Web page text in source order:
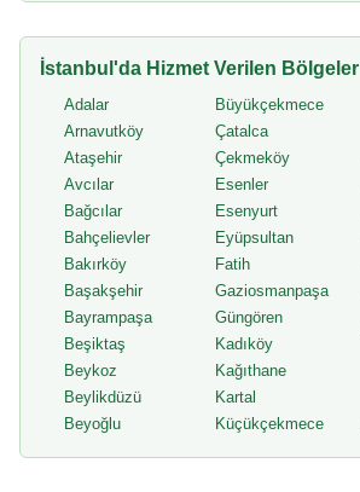
İstanbul'da Hizmet Verilen Bölgeler
Adalar
Arnavutköy
Ataşehir
Avcılar
Bağcılar
Bahçelievler
Bakırköy
Başakşehir
Bayrampaşa
Beşiktaş
Beykoz
Beylikdüzü
Beyoğlu
Büyükçekmece
Çatalca
Çekmeköy
Esenler
Esenyurt
Eyüpsultan
Fatih
Gaziosmanpaşa
Güngören
Kadıköy
Kağıthane
Kartal
Küçükçekmece